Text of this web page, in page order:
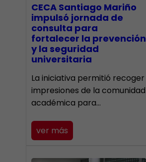
CECA Santiago Mariño
impulsó jornada de
consulta para
fortalecer la prevención
y la seguridad
universitaria
La iniciativa permitió recoger
impresiones de la comunidad
académica para…
ver más